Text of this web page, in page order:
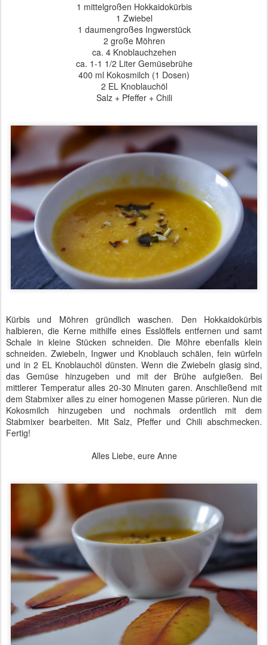
1 mittelgroßen Hokkaidokürbis
1 Zwiebel
1 daumengroßes Ingwerstück
2 große Möhren
ca. 4 Knoblauchzehen
ca. 1-1 1/2 Liter Gemüsebrühe
400 ml Kokosmilch (1 Dosen)
2 EL Knoblauchöl
Salz + Pfeffer + Chili
Kürbis und Möhren gründlich waschen. Den Hokkaidokürbis
halbieren, die Kerne mithilfe eines Esslöffels entfernen und samt
Schale in kleine Stücken schneiden. Die Möhre ebenfalls klein
schneiden. Zwiebeln, Ingwer und Knoblauch schälen, fein würfeln
und in 2 EL Knoblauchöl dünsten. Wenn die Zwiebeln glasig sind,
das Gemüse hinzugeben und mit der Brühe aufgießen. Bei
mittlerer Temperatur alles 20-30 Minuten garen. Anschließend mit
dem Stabmixer alles zu einer homogenen Masse pürieren. Nun die
Kokosmilch hinzugeben und nochmals ordentlich mit dem
Stabmixer bearbeiten. Mit Salz, Pfeffer und Chili abschmecken.
Fertig!
Alles Liebe, eure Anne